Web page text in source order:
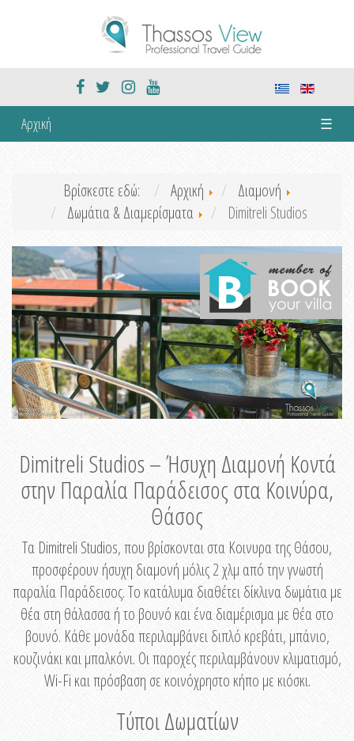
Αρχική ☰
Βρίσκεστε εδώ: Αρχική
Διαμονή
Δωμάτια & Διαμερίσματα
Dimitreli Studios
Dimitreli Studios – Ήσυχη Διαμονή Κοντά
στην Παραλία Παράδεισος στα Κοινύρα,
Θάσος
Τα Dimitreli Studios, που βρίσκονται στα Κοινυρα της Θάσου,
προσφέρουν ήσυχη διαμονή μόλις 2 χλμ από την γνωστή
παραλία Παράδεισος. Το κατάλυμα διαθέτει δίκλινα δωμάτια με
θέα στη θάλασσα ή το βουνό και ένα διαμέρισμα με θέα στο
βουνό. Κάθε μονάδα περιλαμβάνει διπλό κρεβάτι, μπάνιο,
κουζινάκι και μπαλκόνι. Οι παροχές περιλαμβάνουν κλιματισμό,
Wi-Fi και πρόσβαση σε κοινόχρηστο κήπο με κιόσκι.
Τύποι Δωματίων